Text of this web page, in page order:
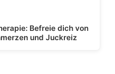
Befreie dich von
und Juckreiz